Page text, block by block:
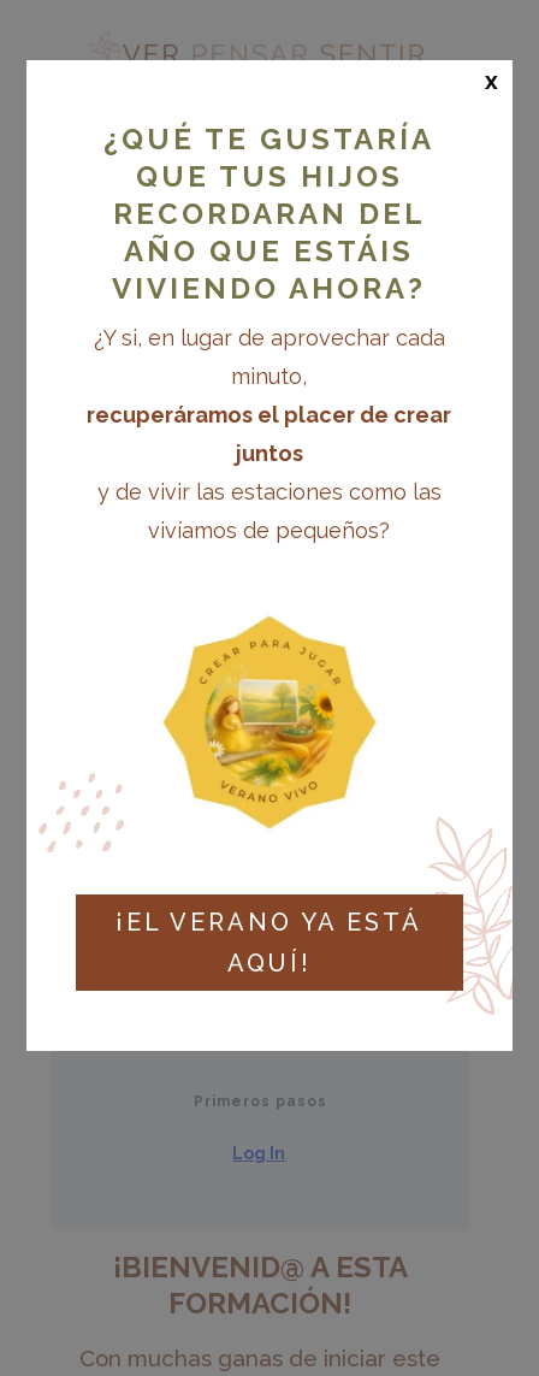
JUGAR CON LA LUZ
(EDICIÓN LIBRE)
Estado actual
Precio
Primeros pasos
Log In
¡BIENVENID@ A ESTA
FORMACIÓN!
Con muchas ganas de iniciar este
¿QUÉ TE GUSTARÍA
QUE TUS HIJOS
RECORDARAN DEL
AÑO QUE ESTÁIS
VIVIENDO AHORA?
¿Y si, en lugar de aprovechar cada
minuto,
recuperáramos el placer de crear
juntos
y de vivir las estaciones como las
vivíamos de pequeños?
¡EL VERANO YA ESTÁ
AQUÍ!
x